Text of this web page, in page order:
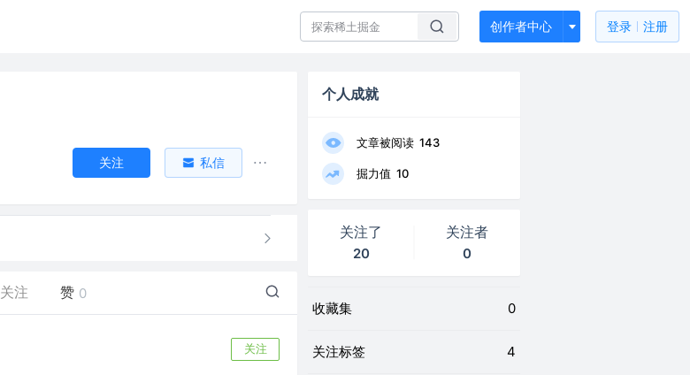
创作者中心 登录 注册
关注 私信
关注 赞 0
关注
个人成就
文章被阅读 143
掘力值 10
关注了
20
关注者
0
收藏集 0
关注标签 4